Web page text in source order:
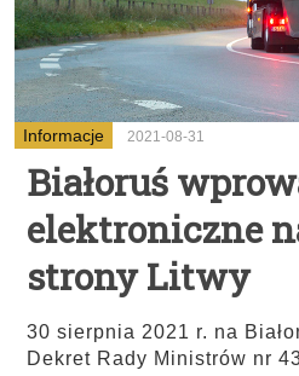
Informacje 2021-08-31
Białoruś
elektroniczne
strony Litwy
30 sierpnia 2021 r. na
Dekret Rady Ministrów nr